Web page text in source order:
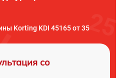
Korting KDI 45165 от 35
со